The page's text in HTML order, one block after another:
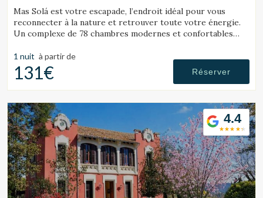
Mas Solá est votre escapade, l’endroit idéal pour vous
reconnecter à la nature et retrouver toute votre énergie.
Un complexe de 78 chambres modernes et confortables
1 nuit à partir de
131€ Réserver
4.4